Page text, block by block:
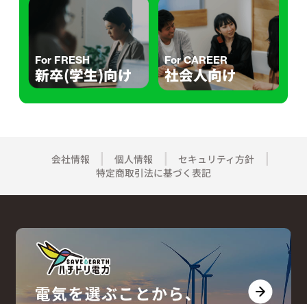
For FRESH
新卒(学生)向け
For CAREER
社会人向け
会社情報 個人情報
セキュリティ方針
特定商取引法に基づく表記